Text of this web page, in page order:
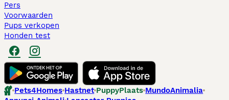
Pers
Voorwaarden
Pups verkopen
Honden test
Pets4Homes Hastnet PuppyPlaats MundoAnimalia